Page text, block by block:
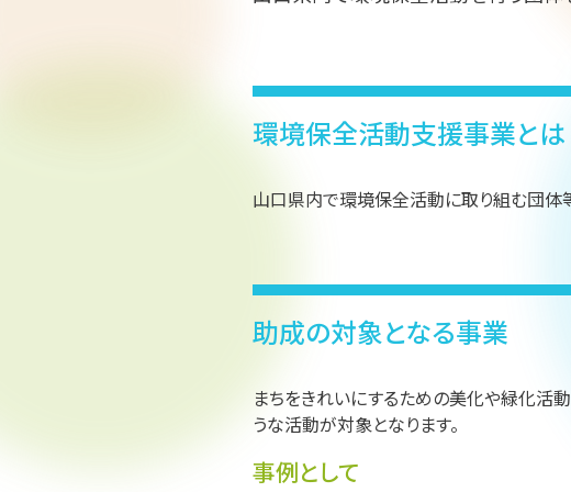
環境保全活動支援事業とは
山口県内で環境保全活動に取り組む団体
助成の対象となる事業
まちをきれいにするための美化や緑化活
うな活動が対象となります。
事例として